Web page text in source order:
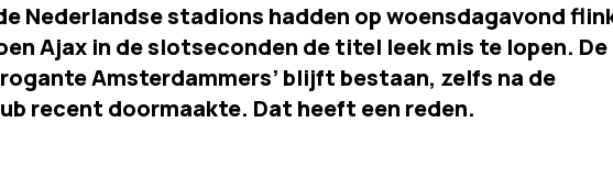
Nederlandse stadions hadden op woensdagavond
Ajax in de slotseconden de titel leek mis te lopen. De
Amsterdammers’ blijft bestaan, zelfs na de
recent doormaakte. Dat heeft een reden.